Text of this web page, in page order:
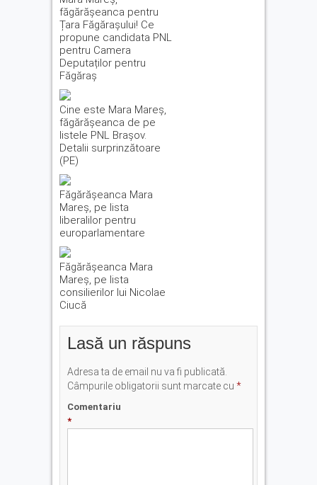
făgărășeanca pentru
Țara Făgărașului! Ce
propune candidata PNL
pentru Camera
Deputaților pentru
Făgăraș
Cine este Mara Mareș,
făgărășeanca de pe
listele PNL Brașov.
Detalii surprinzătoare
(PE)
Făgărăşeanca Mara
Mareş, pe lista
liberalilor pentru
europarlamentare
Făgărăşeanca Mara
Mareş, pe lista
consilierilor lui Nicolae
Ciucă
Lasă un răspuns
Adresa ta de email nu va fi publicată.
Câmpurile obligatorii sunt marcate cu *
Comentariu
*